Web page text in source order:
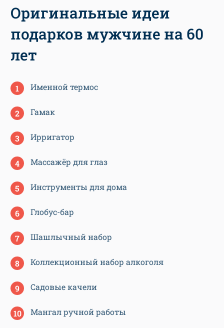
Оригинальные идеи
подарков мужчине на 60
лет
Именной термос
Гамак
Ирригатор
Массажёр для глаз
Инструменты для дома
Глобус-бар
Шашлычный набор
Коллекционный набор алкоголя
Садовые качели
Мангал ручной работы